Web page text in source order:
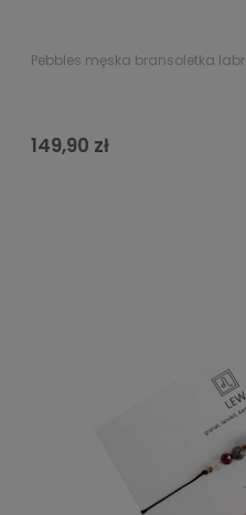
Pebbles męska bransoletka
149,90 zł